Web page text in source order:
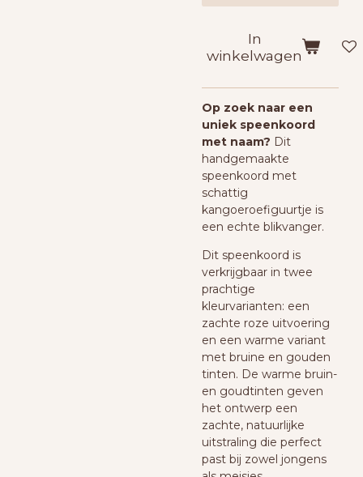
In
winkelwagen
Op zoek naar een
uniek speenkoord
met naam? Dit
handgemaakte
speenkoord met
schattig
kangoeroefiguurtje is
een echte blikvanger.
Dit speenkoord is
verkrijgbaar in twee
prachtige
kleurvarianten: een
zachte roze uitvoering
en een warme variant
met bruine en gouden
tinten. De warme bruin-
en goudtinten geven
het ontwerp een
zachte, natuurlijke
uitstraling die perfect
past bij zowel jongens